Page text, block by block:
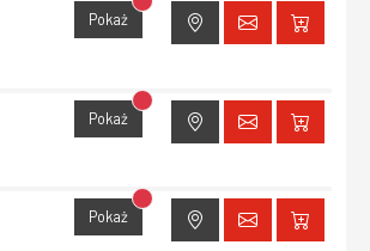
Pokaż Brak dostępu do lokalizacji
Pokaż Brak dostępu do lokalizacji
Pokaż Brak dostępu do lokalizacji